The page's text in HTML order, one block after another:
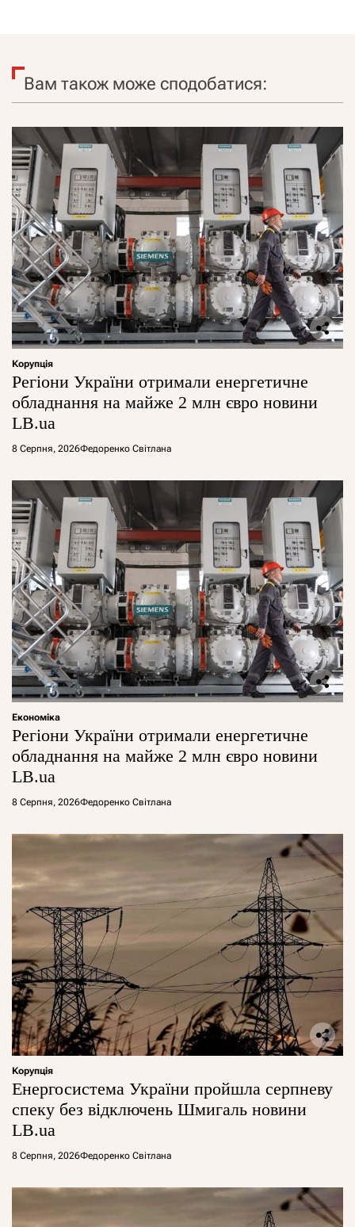
Вам також може сподобатися:
Корупція
Регіони України отримали енергетичне
обладнання на майже 2 млн євро новини
LB.ua
8 Серпня, 2026Федоренко Світлана
Економіка
Регіони України отримали енергетичне
обладнання на майже 2 млн євро новини
LB.ua
8 Серпня, 2026Федоренко Світлана
Корупція
Енергосистема України пройшла серпневу
спеку без відключень Шмигаль новини
LB.ua
8 Серпня, 2026Федоренко Світлана